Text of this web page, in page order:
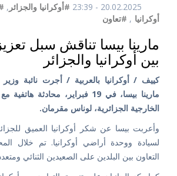
20.02.2025 - 23:39 #أوكرانيا والجزائر ,
أوكرانيا , #تعاون
مارينا بيسا تناقش سبل
بين أوكرانيا والجزائر
كييف / أوكرانيا بالعربية / أجرت نائبة وزير
مارينا بيسا، في 19 فبراير، محادثة
الخارجية الجزائرية، لوناس مقرمان.
وأعربت بيسا عن شكر أوكرانيا العميق
لسيادة ووحدة أراضي أوكرانيا. تم خلال
التعاون بين البلدين على الصعيدين الثنائي